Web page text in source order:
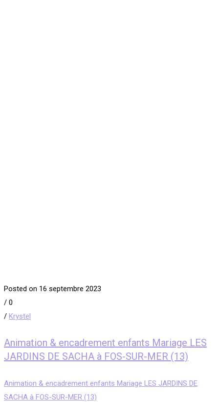
Posted on 16 septembre 2023
/ 0
/ Krystel
Animation & encadrement enfants Mariage LES
JARDINS DE SACHA à FOS-SUR-MER (13)
Animation & encadrement enfants Mariage LES JARDINS DE
SACHA à FOS-SUR-MER (13)